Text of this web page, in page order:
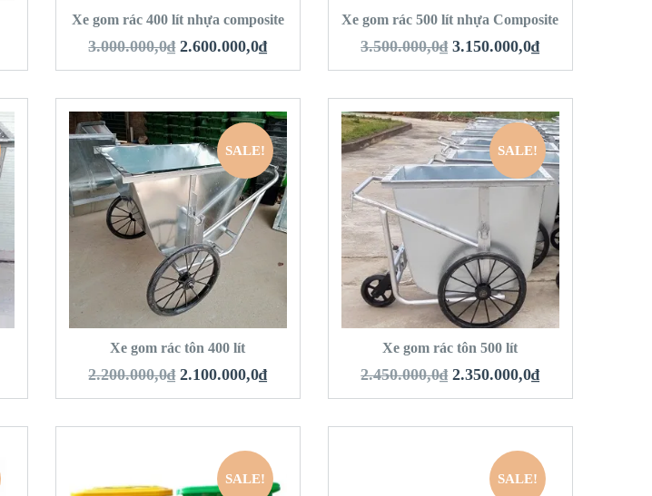
Xe gom rác 400 lít nhựa composite
3.000.000,0₫ 2.600.000,0₫
Xe gom rác 500 lít nhựa Composite
3.500.000,0₫ 3.150.000,0₫
SALE!
QUICK LOOK
VIEW DETAILS
THÊM VÀO GIỎ HÀNG
Xe gom rác tôn 400 lít
2.200.000,0₫ 2.100.000,0₫
SALE!
QUICK LOOK
VIEW DETAILS
THÊM VÀO GIỎ HÀNG
Xe gom rác tôn 500 lít
2.450.000,0₫ 2.350.000,0₫
SALE! SALE!